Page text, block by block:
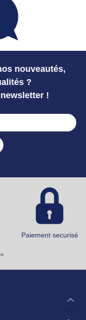
nouveautés,
?
!
Paiement securisé